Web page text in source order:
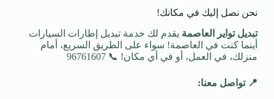
نحن نصل إليك في مكانك!
تبديل تواير العاصمة يقدم لك خدمة تبديل إطارات السيارات
أينما كنت في العاصمة! سواء على الطريق السريع، أمام
منزلك، في العمل، أو في أي مكان! 📞 96761607
📍 تواصل معنا: